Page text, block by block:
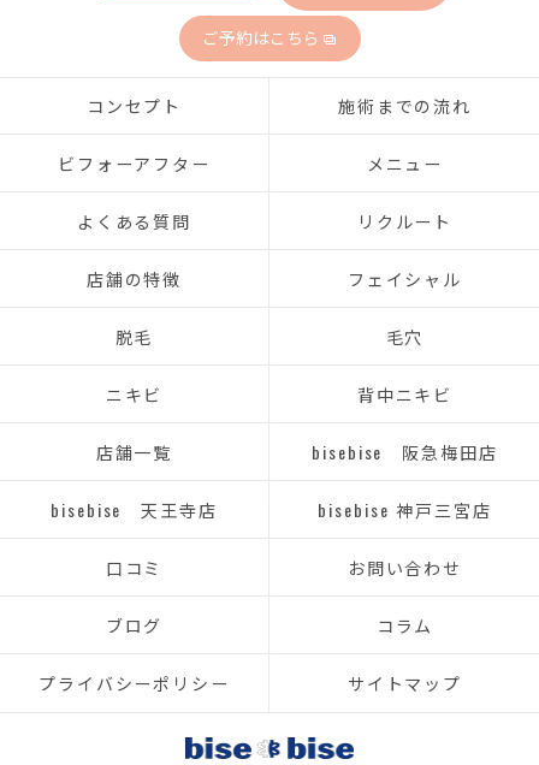
ご予約はこちら
コンセプト 施術までの流れ
ビフォーアフター メニュー
よくある質問 リクルート
店舗の特徴 フェイシャル
脱毛 毛穴
ニキビ 背中ニキビ
店舗一覧 bisebise 阪急梅田店
bisebise 天王寺店 bisebise 神戸三宮店
口コミ お問い合わせ
ブログ コラム
プライバシーポリシー サイトマップ